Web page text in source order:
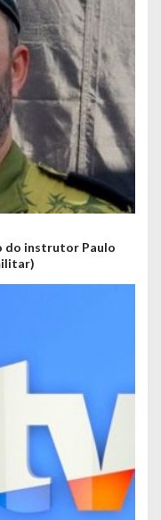
do instrutor Paulo